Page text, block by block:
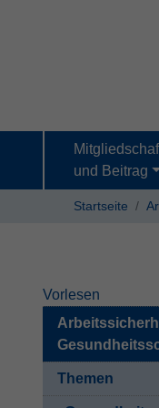
und Beitrag
Startseite
Vorlesen
Themen